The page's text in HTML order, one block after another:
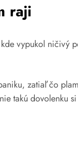
raji
vypukol
zatiaľ čo
takú dovolenku